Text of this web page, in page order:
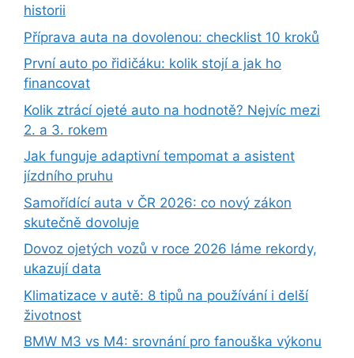
historii
Příprava auta na dovolenou: checklist 10 kroků
První auto po řidičáku: kolik stojí a jak ho
financovat
Kolik ztrácí ojeté auto na hodnotě? Nejvíc mezi
2. a 3. rokem
Jak funguje adaptivní tempomat a asistent
jízdního pruhu
Samořídící auta v ČR 2026: co nový zákon
skutečně dovoluje
Dovoz ojetých vozů v roce 2026 láme rekordy,
ukazují data
Klimatizace v autě: 8 tipů na používání i delší
životnost
BMW M3 vs M4: srovnání pro fanouška výkonu